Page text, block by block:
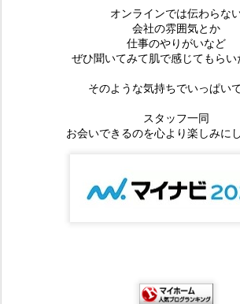
オンラインでは伝わらな
会社の雰囲気とか
仕事のやりがいなど
ぜひ聞いてみて肌で感じてもらい
そのような気持ちでいっぱい
スタッフ一同
お会いできるのを心より楽しみに